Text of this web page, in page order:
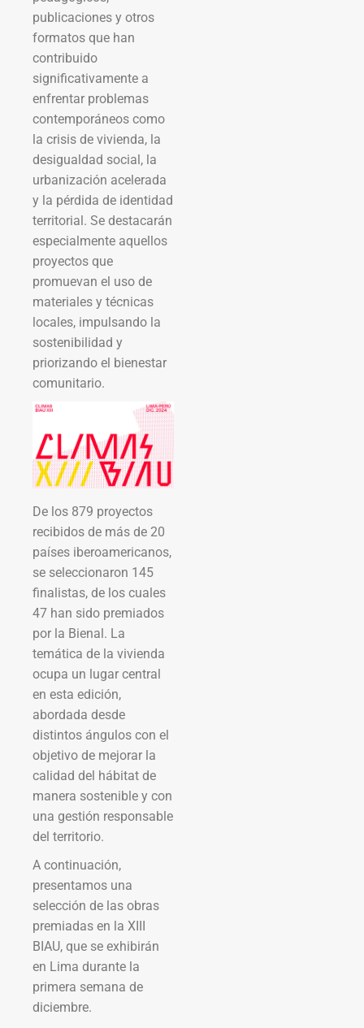
publicaciones y otros
formatos que han
contribuido
significativamente a
enfrentar problemas
contemporáneos como
la crisis de vivienda, la
desigualdad social, la
urbanización acelerada
y la pérdida de identidad
territorial. Se destacarán
especialmente aquellos
proyectos que
promuevan el uso de
materiales y técnicas
locales, impulsando la
sostenibilidad y
priorizando el bienestar
comunitario.
De los 879 proyectos
recibidos de más de 20
países iberoamericanos,
se seleccionaron 145
finalistas, de los cuales
47 han sido premiados
por la Bienal. La
temática de la vivienda
ocupa un lugar central
en esta edición,
abordada desde
distintos ángulos con el
objetivo de mejorar la
calidad del hábitat de
manera sostenible y con
una gestión responsable
del territorio.
A continuación,
presentamos una
selección de las obras
premiadas en la XIII
BIAU, que se exhibirán
en Lima durante la
primera semana de
diciembre.